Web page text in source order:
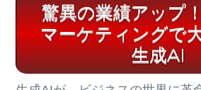
驚異の業績アップ
マーケティングで
生成AI